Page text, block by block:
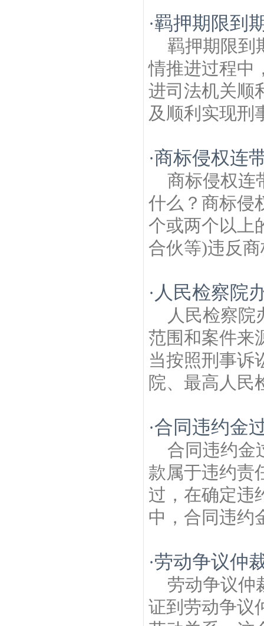
·羁押期限到
羁押期限到
情推进过程中
进司法机关顺
及顺利实现刑
·商标侵权连
商标侵权连
什么？商标侵
个或两个以上
合伙等)违反
· 人民检察院
人民检察
范围和案件来
当按照刑事诉
院、最高人民
·合同违约金
合同违约金
款属于违约责
过，在确定违
中，合同违约
·劳动争议仲
劳动争议仲
证到劳动争议